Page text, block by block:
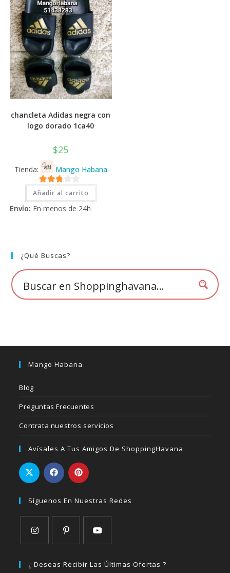
de
producto
chancleta Adidas negra con
logo dorado 1ca40
$25
Tienda: Mango Habana
2.71
de 5
Añadir al carrito
Envío: En menos de 24h
¿Qué Buscas?
Mango Habana
Blog
Preguntas Frecuentes
Contrata nuestros servicios
Avísales A Tus Amigos De ShoppingHavana
Síguenos En Nuestras Redes
abre
abre
abre
¿ Deseas Recibir Las Últimas Ofertas ?